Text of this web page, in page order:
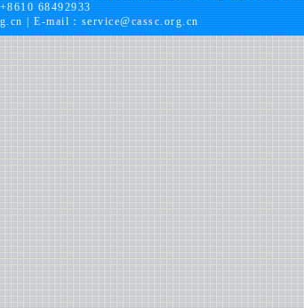
68492933
| E-mail： service@cassc.org.cn